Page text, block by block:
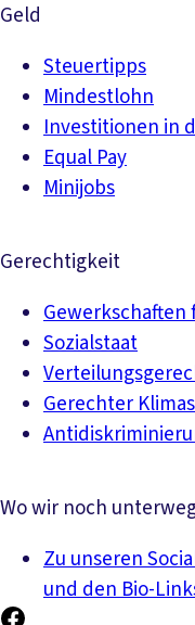
Geld
Steuertipps
Mindestlohn
Investitionen in
Equal Pay
Minijobs
Gerechtigkeit
Sozialstaat
Gerechter
Wo wir noch
Zu unseren
und den Bio-